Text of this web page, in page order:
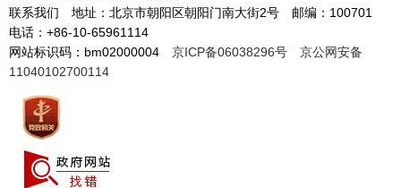
联系我们 地址：北京市朝阳区朝阳门南大街2号 邮编：100701
电话：+86-10-65961114
网站标识码：bm02000004 京ICP备06038296号
京公网安备
11040102700114